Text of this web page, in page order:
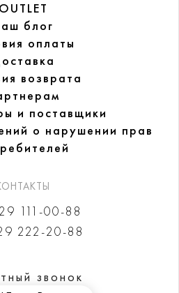
OUTLET
блог
оплаты
возврата
и поставщики
о нарушении прав
111-00-88
222-20-88
звонок